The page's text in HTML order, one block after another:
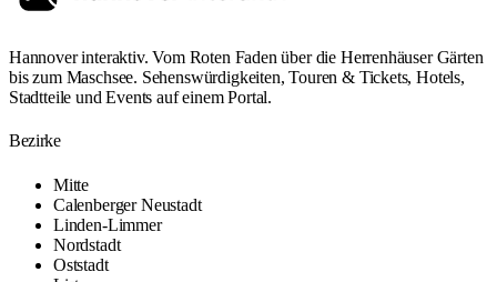
Hannover interaktiv. Vom Roten Faden über die Herrenhäuser Gärten
bis zum Maschsee. Sehenswürdigkeiten, Touren & Tickets, Hotels,
Stadtteile und Events auf einem Portal.
Bezirke
Mitte
Calenberger Neustadt
Linden-Limmer
Nordstadt
Oststadt